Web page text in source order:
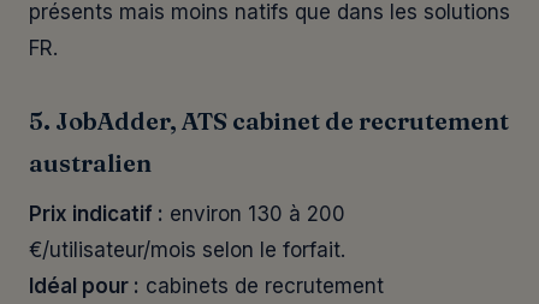
présents mais moins natifs que dans les solutions
FR.
5. JobAdder, ATS cabinet de recrutement
australien
Prix indicatif : environ 130 à 200
€/utilisateur/mois selon le forfait.
Idéal pour : cabinets de recrutement